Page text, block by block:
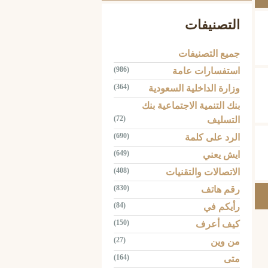
التصنيفات
جميع التصنيفات
استفسارات عامة
(986)
وزارة الداخلية السعودية (364)
بنك التنمية الاجتماعية بنك
التسليف
(72)
الرد على كلمة (690)
ايش يعني (649)
الاتصالات والتقنيات (408)
رقم هاتف (830)
رأيكم في (84)
كيف أعرف (150)
من وين (27)
متى (164)